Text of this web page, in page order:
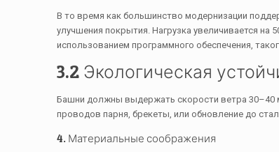
В то время как большинство модернизации
улучшения покрытия. Нагрузка увеличивается на
использованием программного обеспечения,
3.2 Экологическая
Башни должны выдержать скорости ветра 30–40
проводов парня, брекеты, или обновление до
4. Материальные соображения